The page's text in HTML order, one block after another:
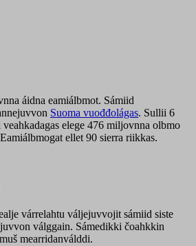
áidna eamiálbmot. Sámiid
Suoma vuođđolágas. Sullii 6
elege 476 miljovnna olbmo
ellet 90 sierra riikkas.
várrelahtu váljejuvvojit sámiid siste
válggain. Sámedikki čoahkkin
mearridanválddi.